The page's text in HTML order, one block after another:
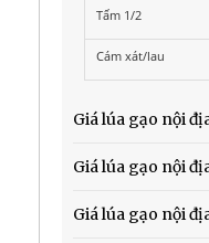
Tấm 1/2
Cám xát/lau
Giá lúa gạo nội
Giá lúa gạo nội
Giá lúa gạo nội